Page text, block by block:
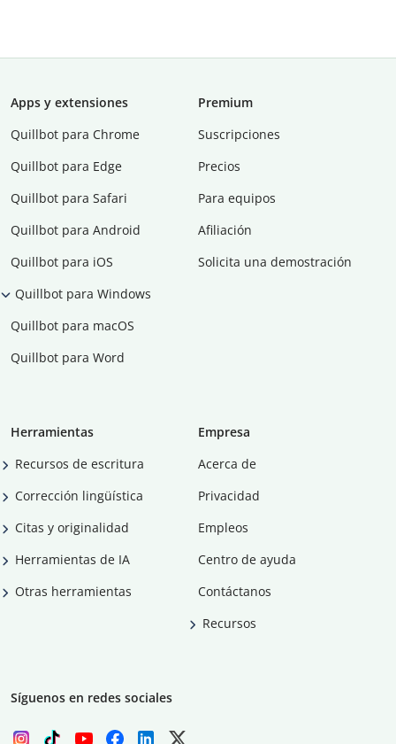
Apps y extensiones
Quillbot para Chrome
Quillbot para Edge
Quillbot para Safari
Quillbot para Android
Quillbot para iOS
Quillbot para Windows
Quillbot para macOS
Quillbot para Word
Premium
Suscripciones
Precios
Para equipos
Afiliación
Solicita una demostración
Herramientas
Recursos de escritura
Corrección lingüística
Citas y originalidad
Herramientas de IA
Otras herramientas
Empresa
Acerca de
Privacidad
Empleos
Centro de ayuda
Contáctanos
Recursos
Síguenos en redes sociales